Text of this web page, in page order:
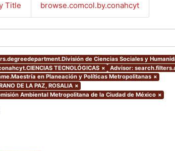
Title browse.comcol.by.conahcyt
de Ciencias Sociales y
TECNOLÓGICAS × Advisor:
en Planeación y Políticas Metropolitanas ×
DE LA PAZ, ROSALIA ×
Ambiental Metropolitana de la Ciudad de México ×